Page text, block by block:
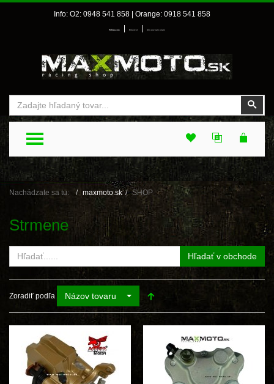
Info: O2: 0948 541 858 | Orange: 0918 541 858
Prihlásenie Môj účet Môj zoznam prianí
TOGGLE MENU
Nachádzate sa tu: maxmoto.sk SHOP
Strmene
Hľadať v obchode
Zoradiť podľa Názov tovaru